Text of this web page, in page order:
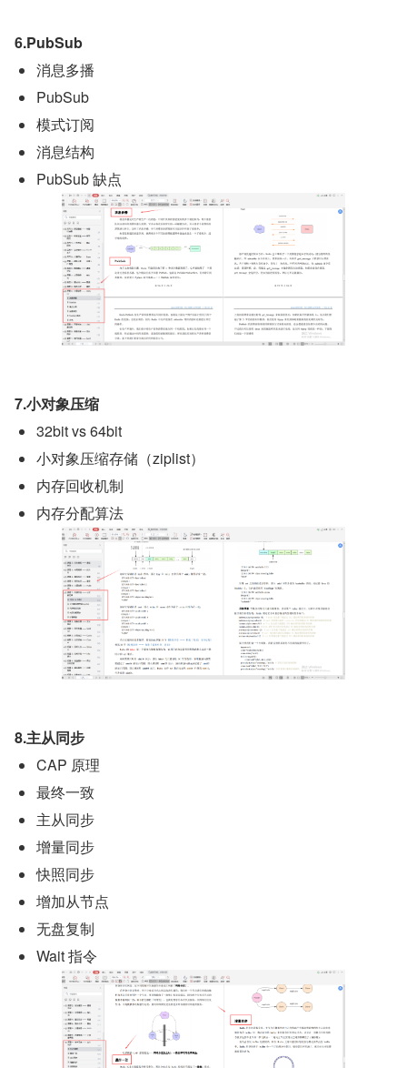
6.PubSub
消息多播
PubSub
模式订阅
消息结构
PubSub 缺点
7.小对象压缩
32bit vs 64bit
小对象压缩存储（ziplist）
内存回收机制
内存分配算法
8.主从同步
CAP 原理
最终一致
主从同步
增量同步
快照同步
增加从节点
无盘复制
Wait 指令